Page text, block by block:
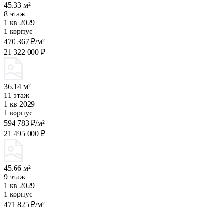
45.33 м²
8 этаж
1 кв 2029
1 корпус
470 367 ₽/м²
21 322 000 ₽
36.14 м²
11 этаж
1 кв 2029
1 корпус
594 783 ₽/м²
21 495 000 ₽
45.66 м²
9 этаж
1 кв 2029
1 корпус
471 825 ₽/м²